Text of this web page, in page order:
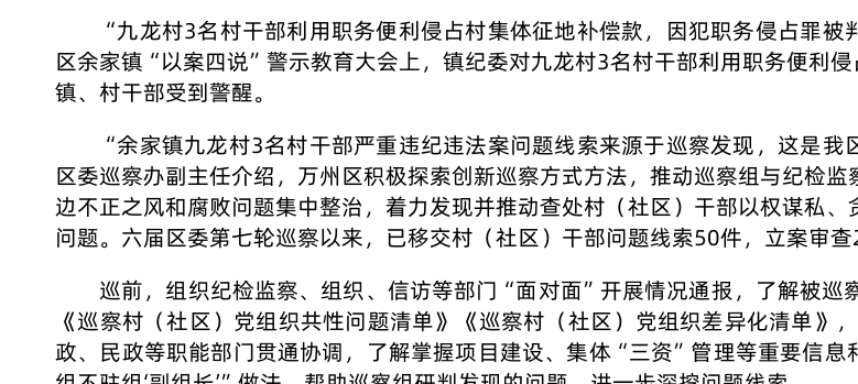
“九龙村3名村干部利用职务便利侵占村集体征地补偿款，因犯职务侵占罪
区余家镇“以案四说”警示教育大会上，镇纪委对九龙村3名村干部利用职务便利
镇、村干部受到警醒。
“余家镇九龙村3名村干部严重违纪违法案问题线索来源于巡察发现，这是
区委巡察办副主任介绍，万州区积极探索创新巡察方式方法，推动巡察组与纪检
边不正之风和腐败问题集中整治，着力发现并推动查处村（社区）干部以权谋私
问题。六届区委第七轮巡察以来，已移交村（社区）干部问题线索50件，立案审
巡前，组织纪检监察、组织、信访等部门“面对面”开展情况通报，了解被
《巡察村（社区）党组织共性问题清单》《巡察村（社区）党组织差异化清单
政、民政等职能部门贯通协调，了解掌握项目建设、集体“三资”管理等重要信